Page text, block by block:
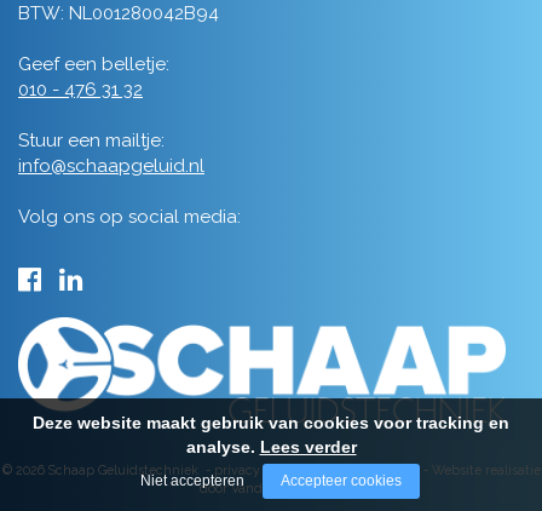
BTW: NL001280042B94
Geef een belletje:
010 - 476 31 32
Stuur een mailtje:
info@schaapgeluid.nl
Volg ons op social media:
© 2026 Schaap Geluidstechniek - privacy - algemene voorwaarden- Website realisatie
door Vanderperk Groep
Deze website maakt gebruik van cookies voor tracking en
analyse. Lees verder
Niet accepteren Accepteer cookies